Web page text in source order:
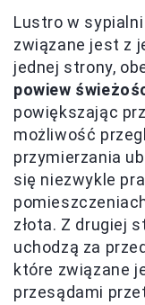
Lustro w
związane jest z
jednej strony,
powiew
powiększając
możliwość
przymierzania
się niezwykle
złota. Z drugiej
uchodzą za
które związane
przesądami